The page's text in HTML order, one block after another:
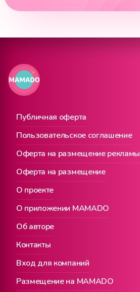
Публичная оферта
О проекте
Вход для компаний
Пользовательское соглашение
О приложении MAMADO
Размещение на MAMADO
Оферта на размещение рекламы
Об авторе
Оферта на размещение
Контакты